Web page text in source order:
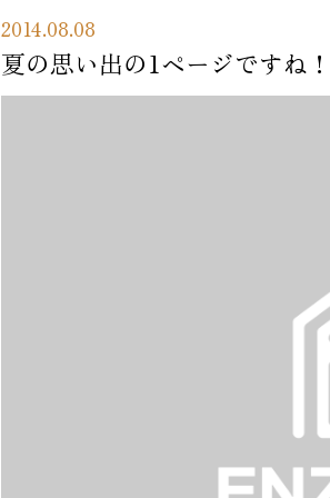
2014.08.08
夏の思い出の1ページですね